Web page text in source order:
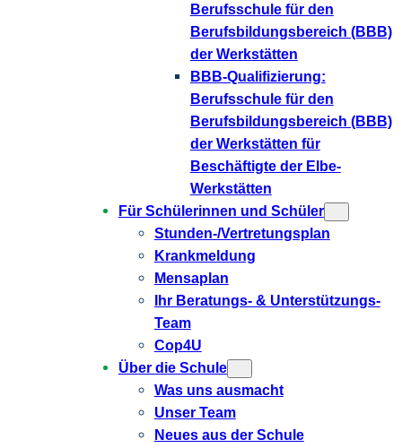
Berufsschule für den
Berufsbildungsbereich (BBB)
der Werkstätten
BBB-Qualifizierung:
Berufsschule für den
Berufsbildungsbereich (BBB)
der Werkstätten für
Beschäftigte der Elbe-
Werkstätten
Für Schülerinnen und Schüler
Stunden-/Vertretungsplan
Krankmeldung
Mensaplan
Ihr Beratungs- & Unterstützungs-
Team
Cop4U
Über die Schule
Was uns ausmacht
Unser Team
Neues aus der Schule